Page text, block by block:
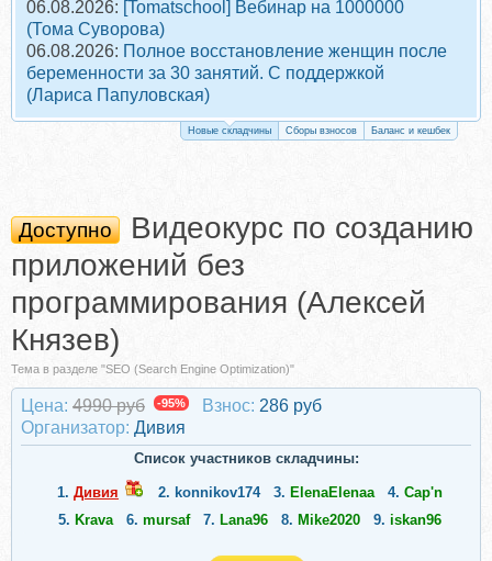
06.08.2026: [Tomatschool] Вебинар на 1000000
(Тома Суворова)
06.08.2026: Полное восстановление женщин после
беременности за 30 занятий. С поддержкой
(Лариса Папуловская)
Новые складчины Сборы взносов Баланс и кешбек
Доступно
Видеокурс по созданию
приложений без
программирования (Алексей
Князев)
Тема в разделе "SEO (Search Engine Optimization)"
Цена: 4990 руб -95% Взнос: 286 руб
Организатор: Дивия
Список участников складчины:
1. Дивия 2. konnikov174 3. ElenaElenaa 4. Cap'n
5. Krava 6. mursaf 7. Lana96 8. Mike2020 9. iskan96